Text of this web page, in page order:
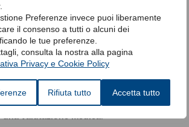
Preferenze invece puoi liberamente
il consenso a tutti o alcuni dei
le tue preferenze.
consulta la nostra alla pagina
Privacy e Cookie Policy
Rifiuta tutto Accetta tutto
sonno sono
. I dispositivi consumer:
tramite movimento e frequenza cardiaca;
i dati vanno interpretati con cautela enon